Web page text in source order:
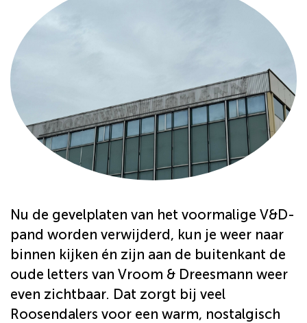
Nu de gevelplaten van het voormalige V&D-
pand worden verwijderd, kun je weer naar
binnen kijken én zijn aan de buitenkant de
oude letters van Vroom & Dreesmann weer
even zichtbaar. Dat zorgt bij veel
Roosendalers voor een warm, nostalgisch